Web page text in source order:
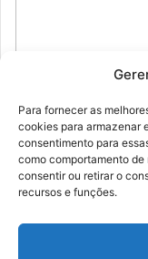
Para fornecer as
cookies para armazenar
consentimento para
como comportamento
consentir ou retirar o
recursos e funções.
Enviar